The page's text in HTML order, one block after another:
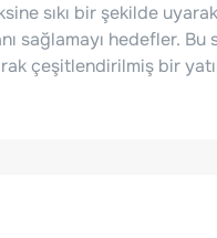
sıkı bir şekilde
sağlamayı hedefler.
çeşitlendirilmiş bir